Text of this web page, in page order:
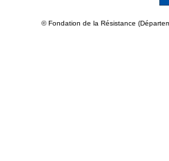
© Fondation de la Résistance